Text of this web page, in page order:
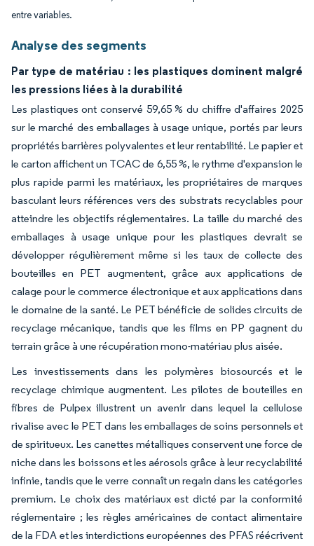
entre variables.
Analyse des segments
Par type de matériau : les plastiques dominent malgré
les pressions liées à la durabilité
Les plastiques ont conservé 59,65 % du chiffre d'affaires 2025
sur le marché des emballages à usage unique, portés par leurs
propriétés barrières polyvalentes et leur rentabilité. Le papier et
le carton affichent un TCAC de 6,55 %, le rythme d'expansion le
plus rapide parmi les matériaux, les propriétaires de marques
basculant leurs références vers des substrats recyclables pour
atteindre les objectifs réglementaires. La taille du marché des
emballages à usage unique pour les plastiques devrait se
développer régulièrement même si les taux de collecte des
bouteilles en PET augmentent, grâce aux applications de
calage pour le commerce électronique et aux applications dans
le domaine de la santé. Le PET bénéficie de solides circuits de
recyclage mécanique, tandis que les films en PP gagnent du
terrain grâce à une récupération mono-matériau plus aisée.
Les investissements dans les polymères biosourcés et le
recyclage chimique augmentent. Les pilotes de bouteilles en
fibres de Pulpex illustrent un avenir dans lequel la cellulose
rivalise avec le PET dans les emballages de soins personnels et
de spiritueux. Les canettes métalliques conservent une force de
niche dans les boissons et les aérosols grâce à leur recyclabilité
infinie, tandis que le verre connaît un regain dans les catégories
premium. Le choix des matériaux est dicté par la conformité
réglementaire ; les règles américaines de contact alimentaire
de la FDA et les interdictions européennes des PFAS réécrivent